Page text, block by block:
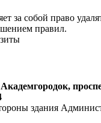
за собой право
правил.
здания